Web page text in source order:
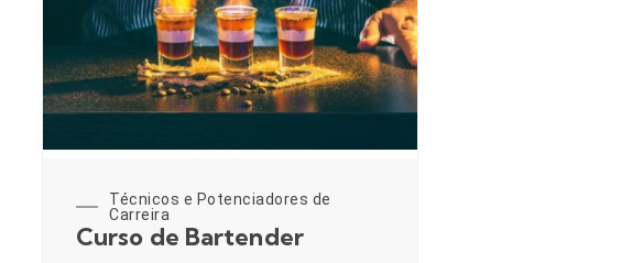
Técnicos e Potenciadores de
Carreira
Curso de Bartender